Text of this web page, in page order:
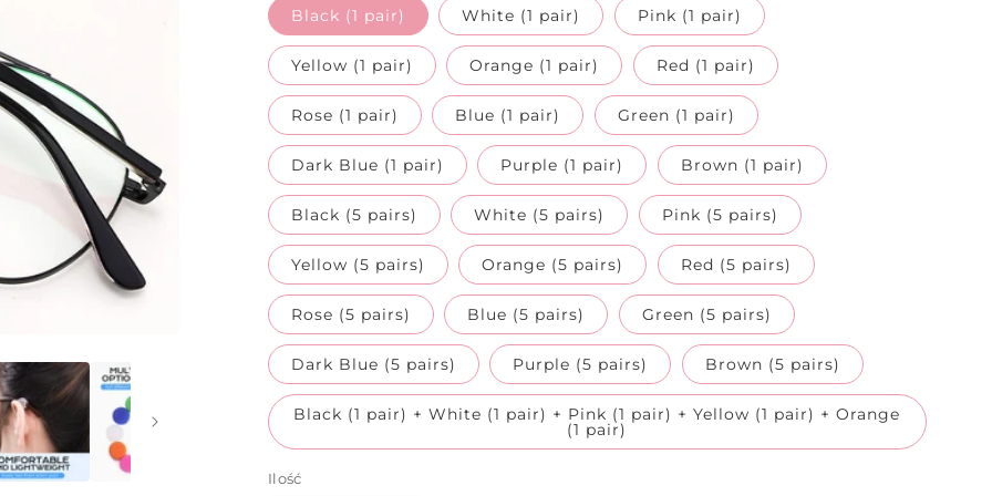
Black (1 pair) White (1 pair) Pink (1 pair)
Yellow (1 pair) Orange (1 pair) Red (1 pair)
Rose (1 pair) Blue (1 pair) Green (1 pair)
Dark Blue (1 pair) Purple (1 pair) Brown (1 pair)
Black (5 pairs) White (5 pairs) Pink (5 pairs)
Yellow (5 pairs) Orange (5 pairs) Red (5 pairs)
Rose (5 pairs) Blue (5 pairs) Green (5 pairs)
Dark Blue (5 pairs) Purple (5 pairs) Brown (5 pairs)
Black (1 pair) + White (1 pair) + Pink (1 pair) + Yellow (1 pair) + Orange
(1 pair)
Ilość